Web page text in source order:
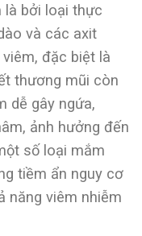
là bởi loại thực
và các axit
đặc biệt là
thương mũi còn
dễ gây ngứa,
ảnh hưởng đến
số loại mắm
tiềm ẩn nguy cơ
năng viêm nhiễm